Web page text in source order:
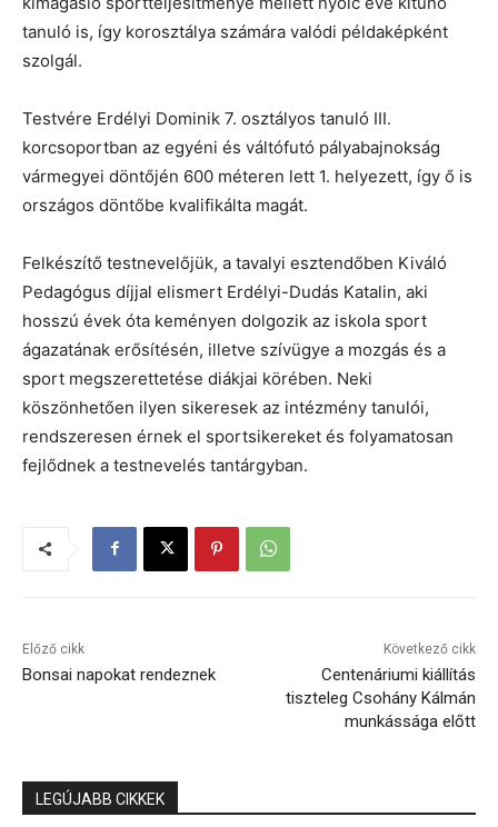
tanuló is, így korosztálya számára valódi példaképként
szolgál.
Testvére Erdélyi Dominik 7. osztályos tanuló III.
korcsoportban az egyéni és váltófutó pályabajnokság
vármegyei döntőjén 600 méteren lett 1. helyezett, így ő is
országos döntőbe kvalifikálta magát.
Felkészítő testnevelőjük, a tavalyi esztendőben Kiváló
Pedagógus díjjal elismert Erdélyi-Dudás Katalin, aki
hosszú évek óta keményen dolgozik az iskola sport
ágazatának erősítésén, illetve szívügye a mozgás és a
sport megszerettetése diákjai körében. Neki
köszönhetően ilyen sikeresek az intézmény tanulói,
rendszeresen érnek el sportsikereket és folyamatosan
fejlődnek a testnevelés tantárgyban.
Előző cikk
Bonsai napokat rendeznek
Következő cikk
Centenáriumi kiállítás
tiszteleg Csohány Kálmán
munkássága előtt
LEGÚJABB CIKKEK